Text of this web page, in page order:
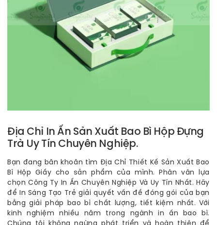
Địa Chỉ In Ấn Sản Xuất Bao Bì Hộp Đựng
Trà Uy Tín Chuyên Nghiệp.
Bạn đang băn khoăn tìm Địa Chỉ Thiết Kế Sản Xuất Bao
Bì Hộp Giấy cho sản phẩm của mình. Phân vân lựa
chọn Công Ty In Ấn Chuyên Nghiệp Và Uy Tín Nhất. Hãy
để In Sáng Tạo Trẻ giải quyết vấn đề đóng gói của bạn
bằng giải pháp bao bì chất lượng, tiết kiệm nhất. Với
kinh nghiệm nhiều năm trong ngành in ấn bao bì.